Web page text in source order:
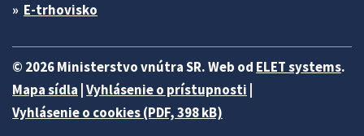
E-trhovisko
© 2026 Ministerstvo vnútra SR. Web od ELET systems.
Mapa sídla Vyhlásenie o prístupnosti
Vyhlásenie o cookies (PDF, 398 kB)